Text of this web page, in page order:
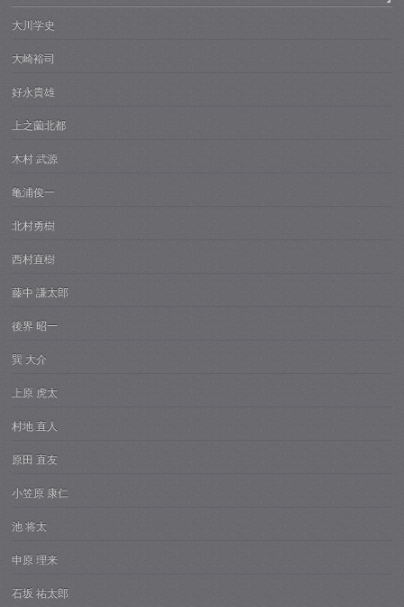
大川学史
大崎裕司
好永貴雄
上之薗北都
木村 武源
亀浦俊一
北村勇樹
西村直樹
藤中 謙太郎
後界 昭一
巽 大介
上原 虎太
村地 直人
原田 直友
小笠原 康仁
池 将太
申原 理来
石坂 祐太郎